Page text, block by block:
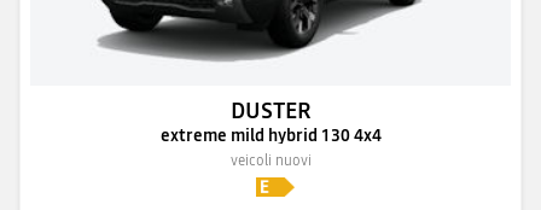
DUSTER
extreme mild hybrid 130 4x4
veicoli nuovi